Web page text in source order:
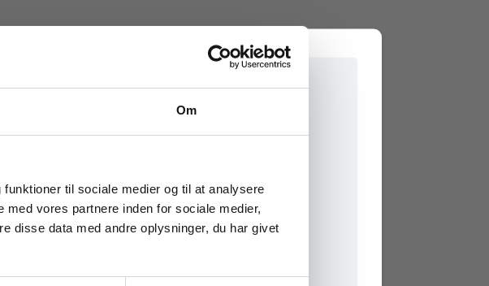
Om
til sociale medier og til at analysere
vores partnere inden for sociale medier,
disse data med andre oplysninger, du har givet
Tilgå dine onlinematerialer